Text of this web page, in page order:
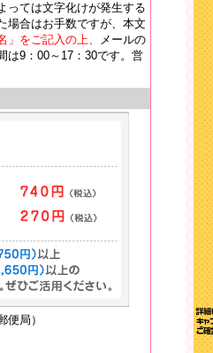
っては文字化けが発生する
場合はお手数ですが、本文
」をご記入の上、
メールの
は9：00～17：30です。営
局）